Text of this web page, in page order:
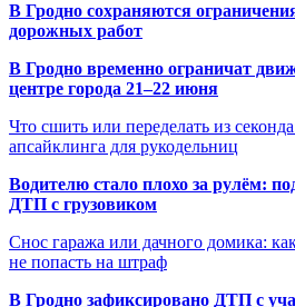
В Гродно сохраняются
дорожных работ
В Гродно временно ограничат
центре города 21–22 июня
Что сшить или переделать из
апсайклинга для рукодельниц
Водителю стало плохо за рулём:
ДТП с грузовиком
Снос гаража или дачного домика:
не попасть на штраф
В Гродно зафиксировано ДТП с